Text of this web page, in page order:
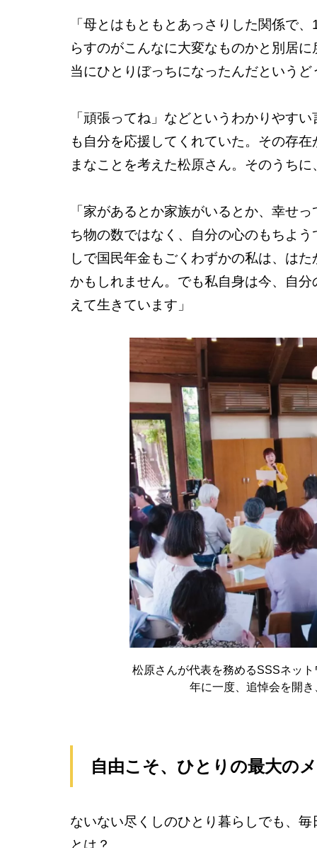
「母とはもともとあっさりした関係で
らすのがこんなに大変なものかと別居
当にひとりぼっちになったんだという
「頑張ってね」などというわかりやす
も自分を応援してくれていた。その存
まなことを考えた松原さん。そのうち
「家があるとか家族がいるとか、幸せ
ち物の数ではなく、自分の心のもちよ
しで国民年金もごくわずかの私は、は
かもしれません。でも私自身は今、自
えて生きています」
松原さんが代表を務めるSSSネッ
年に一度、追悼会を開
自由こそ、ひとりの最大の
ないない尽くしのひとり暮らしでも、
とは？